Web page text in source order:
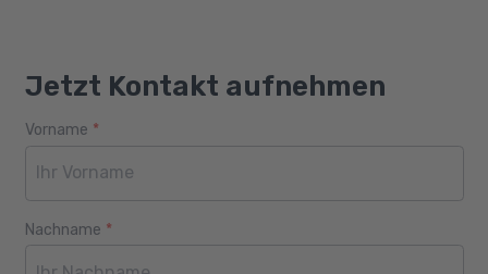
Jetzt Kontakt aufnehmen
Webseite
Alter
Vorname *
Nachname *